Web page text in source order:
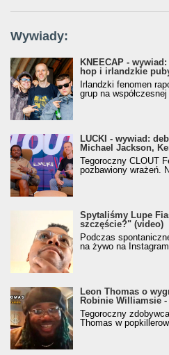
Wywiady:
KNEECAP -
hop i irlandzkie
Irlandzki fenomen
grup na
LUCKI - wywiad:
Michael Jackson,
Tegoroczny CLOUT
pozbawiony wrażeń.
Spytaliśmy Lupe
szczęście?" (video)
Podczas
na żywo na
Leon Thomas o
Robinie Williamsie -
Tegoroczny
Thomas w